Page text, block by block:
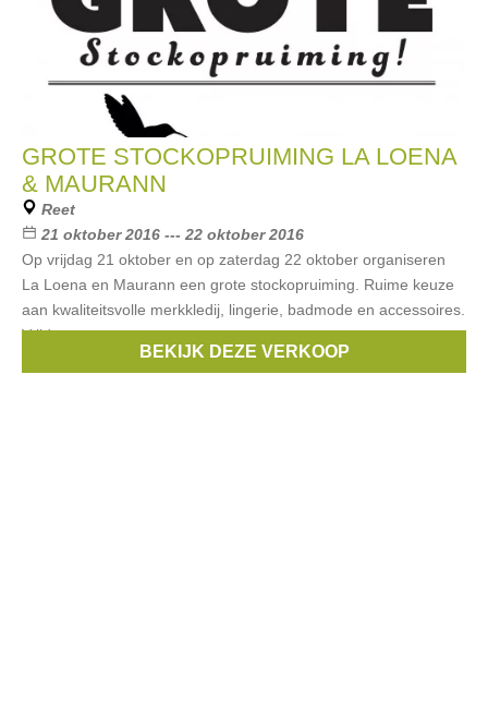
GROTE STOCKOPRUIMING LA LOENA
& MAURANN
Reet
21 oktober 2016 --- 22 oktober 2016
Op vrijdag 21 oktober en op zaterdag 22 oktober organiseren
La Loena en Maurann een grote stockopruiming. Ruime keuze
aan kwaliteitsvolle merkkledij, lingerie, badmode en accessoires.
Vrijdag open
Noppies,Vingino,Dept,Moodstreet
BEKIJK DEZE VERKOOP